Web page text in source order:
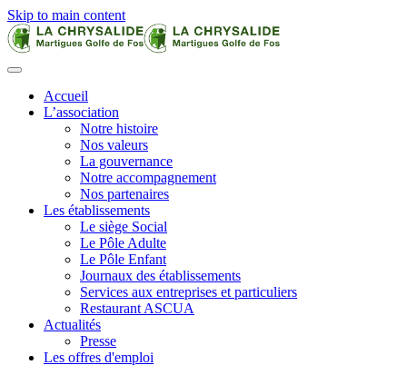
Skip to main content
Accueil
L’association
Notre histoire
Nos valeurs
La gouvernance
Notre accompagnement
Nos partenaires
Les établissements
Le siège Social
Le Pôle Adulte
Le Pôle Enfant
Journaux des établissements
Services aux entreprises et particuliers
Restaurant ASCUA
Actualités
Presse
Les offres d'emploi